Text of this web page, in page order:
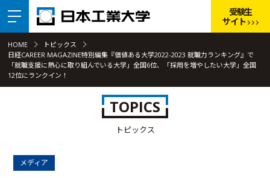
受験生
サイト
HOME
トピックス
日経CAREER MAGAZINE特別編集『価値ある大学2022-2023 就職力ランキング』で
「就職支援に熱心に取り組んでいる大学」全国6位、「採用を増やしたい大学」全国
12位にランクイン！
TOPICS
トピックス
メディア